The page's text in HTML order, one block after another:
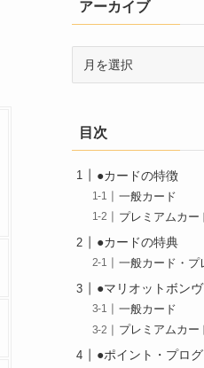
ーアーカイブ
ブ目次
●カードの特徴
一般カード
プレミアムカー
●カードの特典
一般カード・プ
●マリオットボン
一般カード
プレミアムカー
●ポイント・プロ